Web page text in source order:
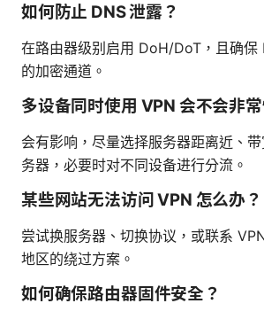
如何防止 DNS 泄露？
在路由器级别启用 DoH/DoT，且确保
的加密通道。
多设备同时使用 VPN 会不会非常
会有影响，尽量选择服务器距离近、
务器，必要时对不同设备进行分流。
某些网站无法访问 VPN 怎么办？
尝试换服务器、切换协议，或联系
地区的绕过方案。
如何确保路由器固件安全？